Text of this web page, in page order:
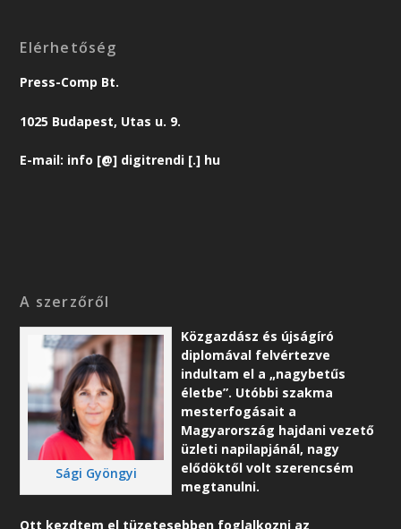
Elérhetőség
Press-Comp Bt.
1025 Budapest, Utas u. 9.
E-mail: info [@] digitrendi [.] hu
A szerzőről
Sági Gyöngyi
Közgazdász és újságíró
diplomával felvértezve
indultam el a „nagybetűs
életbe”. Utóbbi szakma
mesterfogásait a
Magyarország hajdani vezető
üzleti napilapjánál, nagy
elődöktől volt szerencsém
megtanulni.
Ott kezdtem el tüzetesebben foglalkozni az